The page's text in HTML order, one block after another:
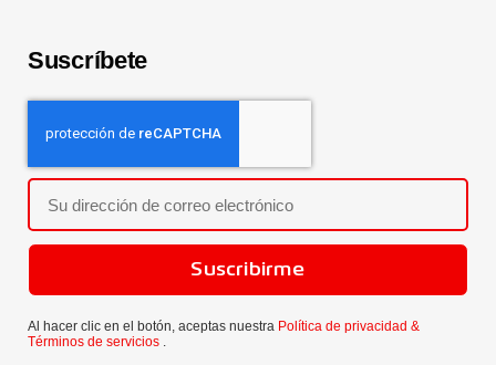
Suscríbete
Suscribirme
Al hacer clic en el botón, aceptas nuestra Política de privacidad &
Términos de servicios .